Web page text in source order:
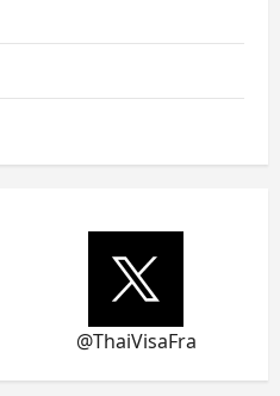
@ThaiVisaFra